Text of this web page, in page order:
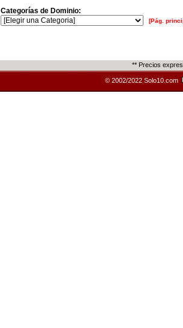
Categorías de Dominio:
[Pág.
** Precios
© 2002/2022 Solo10.com